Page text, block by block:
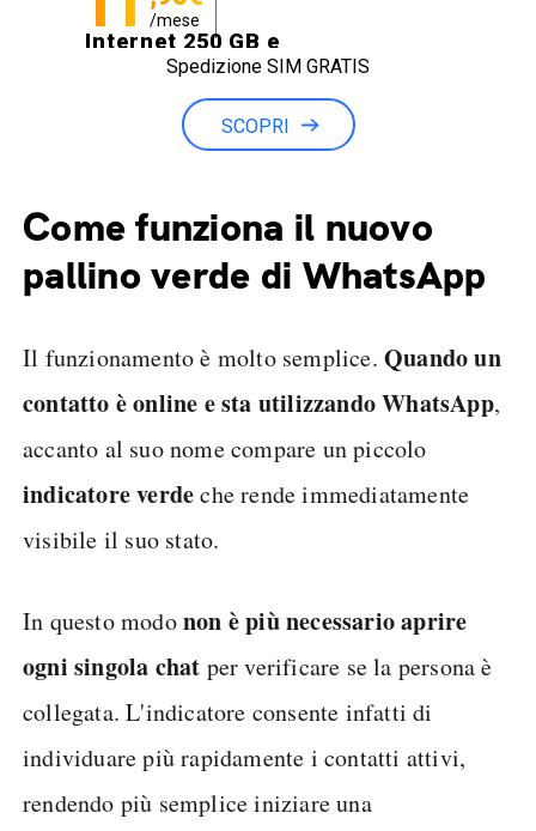
/mese
Internet 250 GB e
Minuti illimitati
Spedizione SIM GRATIS
SCOPRI
Come funziona il nuovo
pallino verde di WhatsApp
Il funzionamento è molto semplice. Quando un
contatto è online e sta utilizzando WhatsApp,
accanto al suo nome compare un piccolo
indicatore verdeche rende immediatamente
visibile il suo stato.
In questo modonon è più necessario aprire
ogni singola chat per verificare se la persona è
collegata. L'indicatore consente infatti di
individuare più rapidamente i contatti attivi,
rendendo più semplice iniziare una